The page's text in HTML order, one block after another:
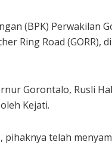
(BPK) Perwakilan
Ring Road (GORR),
Gorontalo, Rusli
Kejati.
pihaknya telah